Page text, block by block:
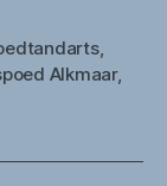
,
Alkmaar,